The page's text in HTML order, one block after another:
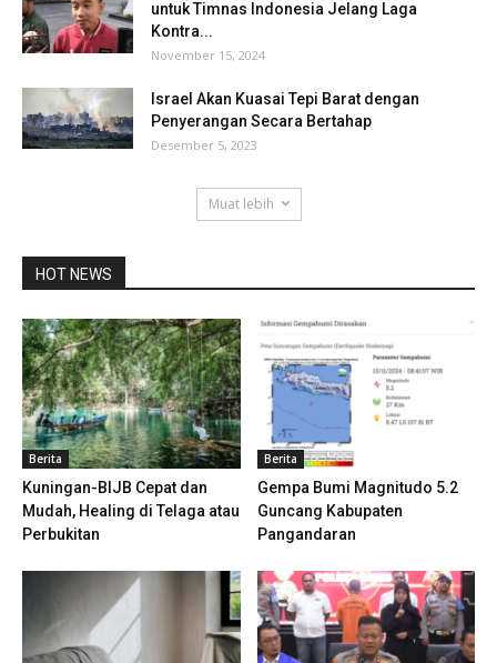
untuk Timnas Indonesia Jelang Laga
Kontra...
November 15, 2024
Israel Akan Kuasai Tepi Barat dengan
Penyerangan Secara Bertahap
Desember 5, 2023
Muat lebih
HOT NEWS
Berita
Kuningan-BIJB Cepat dan
Mudah, Healing di Telaga atau
Perbukitan
Berita
Gempa Bumi Magnitudo 5.2
Guncang Kabupaten
Pangandaran